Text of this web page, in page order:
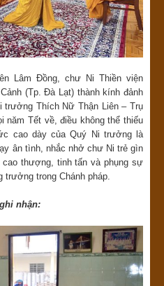
Lâm Đồng, chư Ni Thiền viện
(Tp. Đà Lạt) thành kính đảnh
trưởng Thích Nữ Thận Liên – Trụ
năm Tết về, điều không thể thiếu
cao dày của Quý Ni trưởng là
ân tình, nhắc nhở chư Ni trẻ gìn
thượng, tinh tấn và phụng sự
trưởng trong Chánh pháp.
nhận: